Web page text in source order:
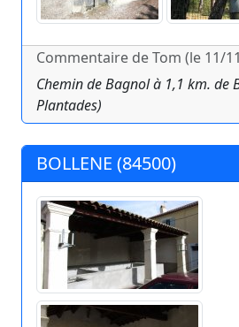
Commentaire de Tom (le 11/
Chemin de Bagnol à 1,1 km. de
Plantades)
BOLLENE (84500)